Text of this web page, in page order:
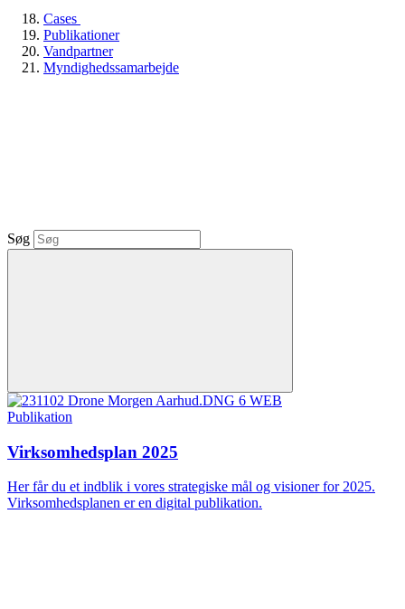
Cases
Publikationer
Vandpartner
Myndighedssamarbejde
Søg
Publikation
Virksomhedsplan 2025
Her får du et indblik i vores strategiske mål og visioner for 2025.
Virksomhedsplanen er en digital publikation.